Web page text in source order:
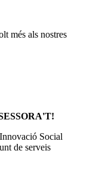
més als nostres
Social
de serveis